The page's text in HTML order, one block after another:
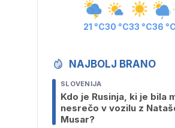
21 °C30 °C33 °C36 °C
NAJBOLJ BRANO
SLOVENIJA
Kdo je Rusinja, ki je bila
nesrečo v vozilu z
Musar?